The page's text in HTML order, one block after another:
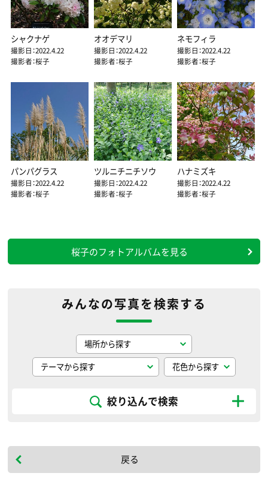
シャクナゲ
撮影日：2022.4.22
撮影者：桜子
オオデマリ
撮影日：2022.4.22
撮影者：桜子
ネモフィラ
撮影日：2022.4.22
撮影者：桜子
パンパグラス
撮影日：2022.4.22
撮影者：桜子
ツルニチニチソウ
撮影日：2022.4.22
撮影者：桜子
ハナミズキ
撮影日：2022.4.22
撮影者：桜子
桜子のフォトアルバムを見る
みんなの写真を検索する
絞り込んで検索
戻る